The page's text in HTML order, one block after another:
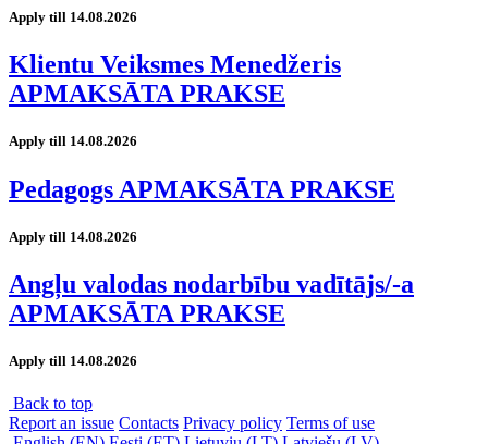
Apply till 14.08.2026
Klientu Veiksmes Menedžeris
APMAKSĀTA PRAKSE
Apply till 14.08.2026
Pedagogs APMAKSĀTA PRAKSE
Apply till 14.08.2026
Angļu valodas nodarbību vadītājs/-a
APMAKSĀTA PRAKSE
Apply till 14.08.2026
Back to top
Report an issue Contacts Privacy policy Terms of use